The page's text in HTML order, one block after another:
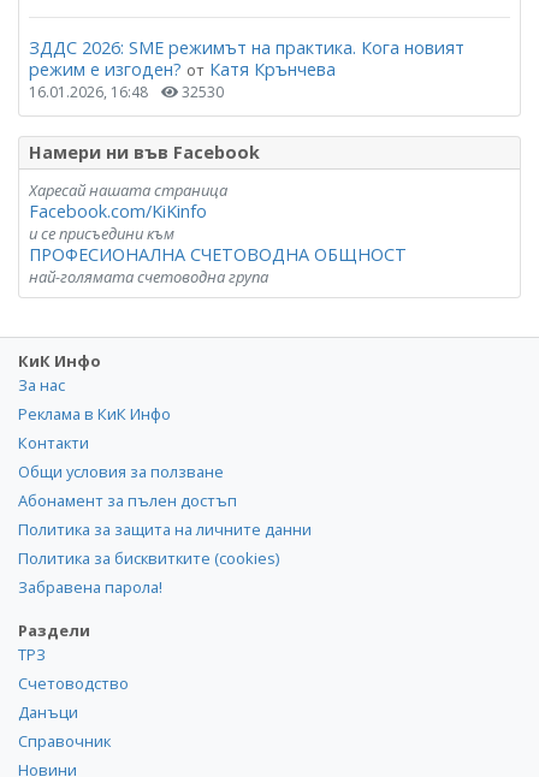
ЗДДС 2026: SME режимът на практика. Кога новият
режим е изгоден? от Катя Крънчева
16.01.2026, 16:48 32530
Намери ни във Facebook
Харесай нашата страница
Facebook.com/KiKinfo
и се присъедини към
ПРОФЕСИОНАЛНА СЧЕТОВОДНА ОБЩНОСТ
най-голямата счетоводна група
КиК Инфо
За нас
Реклама в КиК Инфо
Контакти
Общи условия за ползване
Абонамент за пълен достъп
Политика за защита на личните данни
Политика за бисквитките (cookies)
Забравена парола!
Раздели
ТРЗ
Счетоводство
Данъци
Справочник
Новини